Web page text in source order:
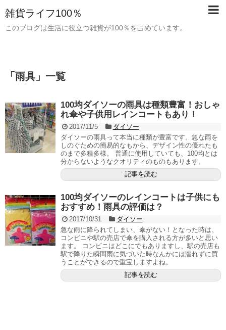
雑貨ライフ100％
このブログは生活に役立つ雑貨が100％を占めています。
「 雨具 」 一覧
100均ダイソーの雨具は種類豊富！おしゃ
れ傘や子供用レインコートもあり！
2017/11/5
ダイソー
ダイソーの雨具って本当に種類が豊富です。急な雨を
しのぐための簡易的なもから、デザイン性の優れたも
のまで多種多様。 普通に使用していても、100均とは
分からないようなクオリティのものもあります。
記事を読む
100均ダイソーのレインコートは子供にも
おすすめ！雨具の評価は？
2017/10/31
ダイソー
急な雨に降られてしまい、傘がない！となった時は、
コンビニや駅の売店で傘を購入される方が多いと思い
ます。 コンビニはどこにでもありますし、駅の売店も
駅で降りた瞬間雨に気づいた時なんかには濡れずに買
うことができるので重宝しますよね。
記事を読む